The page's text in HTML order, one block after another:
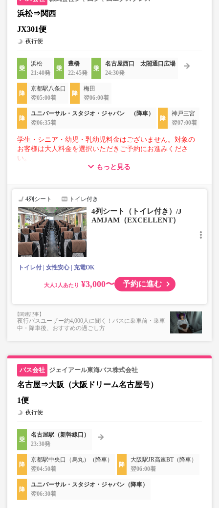
浜松⇒関西
JX301便
夜行便
浜松
21:40発
豊橋
22:45発
名古屋西口 太閤通口広場
24:30発
京都駅八条口
翌05:00着
梅田
翌06:00着
ユニバーサル・スタジオ・ジャパン （降車）
翌06:35着
神戸三宮
翌07:00着
学生・シニア・幼児・乳幼児料金はございません。対象の
お客様は大人料金を選択いただきご予約にお進みくださ
い。
■トランクにてお預かりできる荷物
・3辺合計160cm以内、かつ10kg以下のものをおひとり様1
■お預かりできない荷物（貴重品以外は車内持ち込みも不
可）
楽器・自転車（折りたたみ含む）・ボード等の大きな荷
物、壊れ物、危険物、貴重品、ペット、
上記「トランクにてお預かりできる荷物」の条件を満たさ
もっと見る
4列シート トイレ付き
4列シート（トイレ付き）/J
AMJAM（EXCELLENT）
トイレ付 女性安心 充電OK
大人 ¥3,000〜 予約に進む
夜行バスユーザー約4,000人に聞く！バスに乗車前・乗車
中・降車後、おすすめの過ごし方
ジェイアール東海バス株式会社
名古屋⇒大阪（大阪ドリーム名古屋号）
1便
夜行便
名古屋駅（新幹線口）
23:30発
京都駅中央口（烏丸）（降車）
翌04:50着
大阪駅JR高速BT（降車）
翌06:00着
ユニバーサル・スタジオ・ジャパン（降車）
翌06:30着